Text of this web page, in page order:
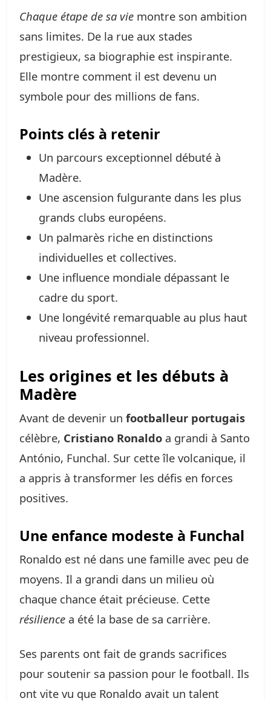
Chaque étape de sa vie montre son ambition
sans limites. De la rue aux stades
prestigieux, sa biographie est inspirante.
Elle montre comment il est devenu un
symbole pour des millions de fans.
Points clés à retenir
Un parcours exceptionnel débuté à
Madère.
Une ascension fulgurante dans les plus
grands clubs européens.
Un palmarès riche en distinctions
individuelles et collectives.
Une influence mondiale dépassant le
cadre du sport.
Une longévité remarquable au plus haut
niveau professionnel.
Les origines et les débuts à
Madère
Avant de devenir un footballeur portugais
célèbre, Cristiano Ronaldo a grandi à Santo
António, Funchal. Sur cette île volcanique, il
a appris à transformer les défis en forces
positives.
Une enfance modeste à Funchal
Ronaldo est né dans une famille avec peu de
moyens. Il a grandi dans un milieu où
chaque chance était précieuse. Cette
résilience a été la base de sa carrière.
Ses parents ont fait de grands sacrifices
pour soutenir sa passion pour le football. Ils
ont vite vu que Ronaldo avait un talent